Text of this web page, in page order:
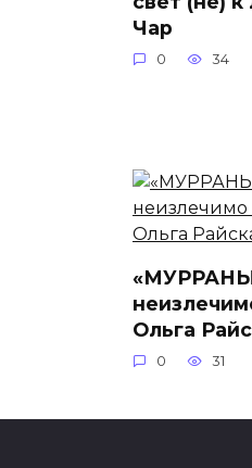
Чар
0 34
Ольга
0 31